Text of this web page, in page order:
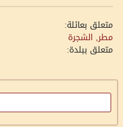
متعلق بعائلة:
مطر, الشجرة
متعلق ببلدة: